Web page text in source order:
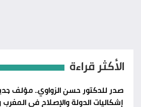
الأكثر قراءة
صدر للدكتور حسن الزواوي.. مؤلف
إشكاليات الدولة والإصلاح في المغرب